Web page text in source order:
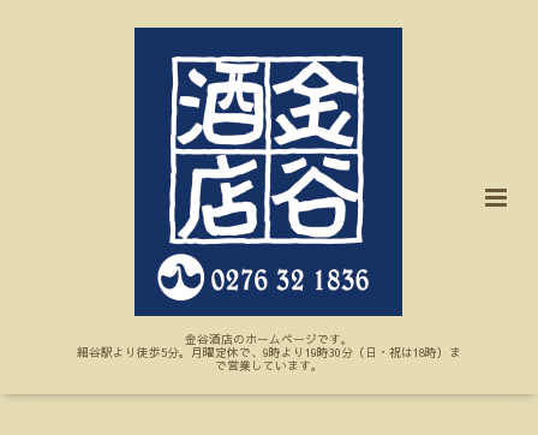
金谷酒店のホームページです。
細谷駅より徒歩5分。月曜定休で、9時より19時30分（日・祝は18時）ま
で営業しています。